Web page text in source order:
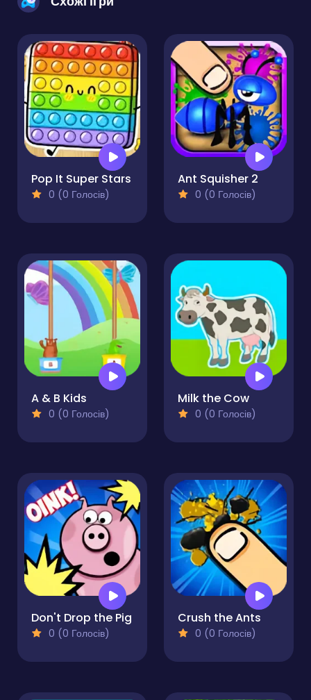
Pop It Super Stars
0 (0 Голосів)
Ant Squisher 2
0 (0 Голосів)
A & B Kids
0 (0 Голосів)
Milk the Cow
0 (0 Голосів)
Don't Drop the Pig
0 (0 Голосів)
Crush the Ants
0 (0 Голосів)